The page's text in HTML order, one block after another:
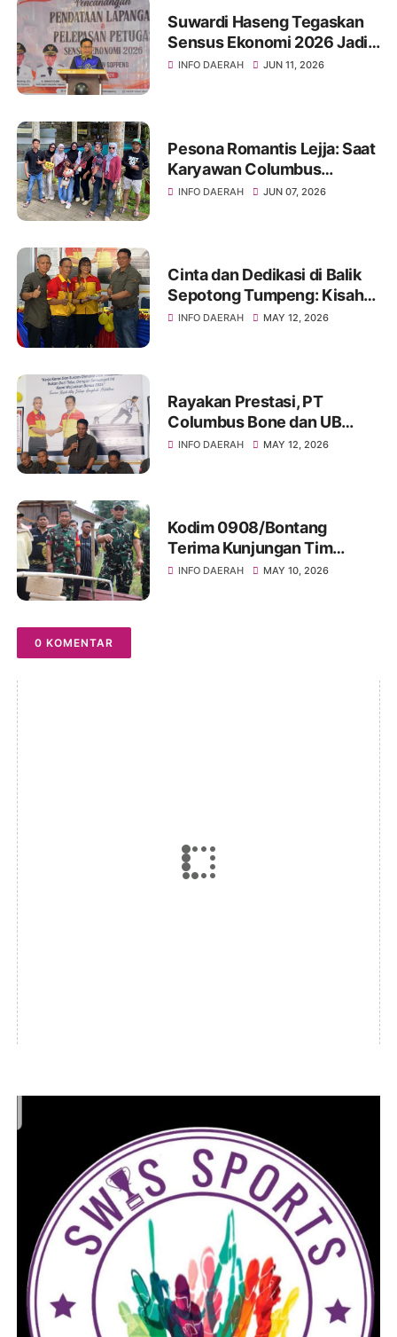
Suwardi Haseng Tegaskan
Sensus Ekonomi 2026 Jadi
Basis Pembangunan
INFO DAERAH JUN 11, 2026
Pesona Romantis Lejja: Saat
Karyawan Columbus
Soppeng Menenun
INFO DAERAH JUN 07, 2026
Cinta dan Dedikasi di Balik
Sepotong Tumpeng: Kisah
Manis Columbus Soppeng &
INFO DAERAH MAY 12, 2026
Rayakan Prestasi, PT
Columbus Bone dan UB
Parepare Bagikan Bonus
INFO DAERAH MAY 12, 2026
Kodim 0908/Bontang
Terima Kunjungan Tim
Wasev TMMD Ke-128 Tahun
INFO DAERAH MAY 10, 2026
0 KOMENTAR